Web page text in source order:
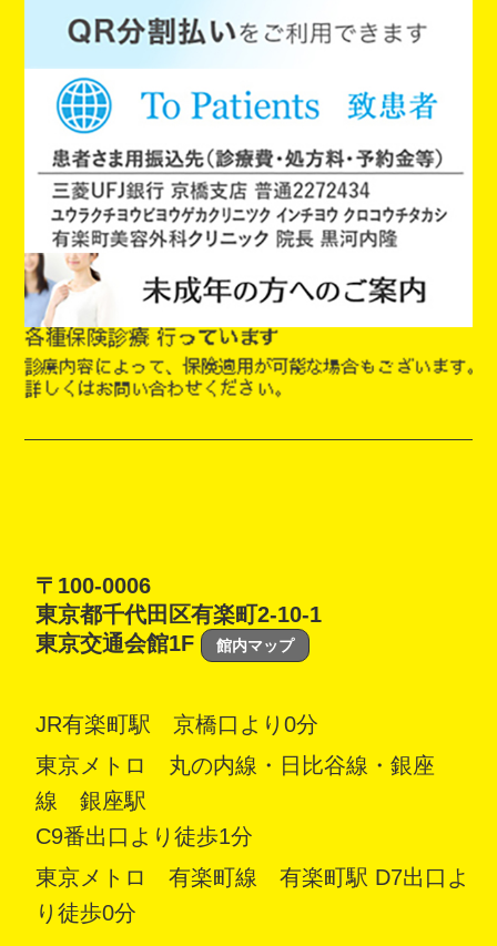
〒100-0006
東京都千代田区有楽町2-10-1
東京交通会館1F
館内マップ
JR有楽町駅 京橋口より0分
東京メトロ 丸の内線・日比谷線・銀座
線 銀座駅
C9番出口より徒歩1分
東京メトロ 有楽町線 有楽町駅 D7出口よ
り徒歩0分